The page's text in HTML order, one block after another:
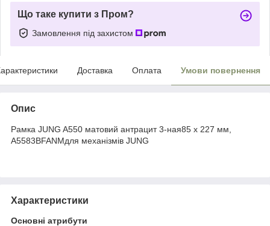
Що таке купити з Пром?
Замовлення під захистом
Доставка Оплата Умови повернення
Опис
Рамка JUNG A550 матовий антрацит 3-ная85 x 227 мм,
A5583BFANMдля механізмів JUNG
Характеристики
Основні атрибути